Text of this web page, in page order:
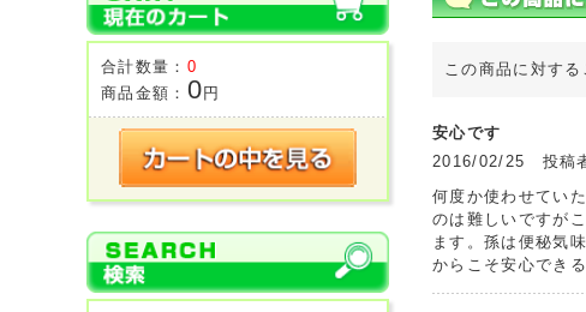
合計数量： 0
商品金額： 0 円
この商品に対す
安心です
2016/02/25 投稿
何度か使わせてい
のは難しいですが
ます。孫は便秘気
からこそ安心でき